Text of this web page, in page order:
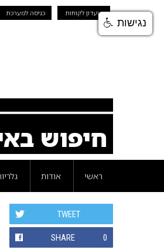
מועדון לקוחות כניסה למערכת
חיפוש
ראשי אודות
TWEET
SHARE 0
נגישות